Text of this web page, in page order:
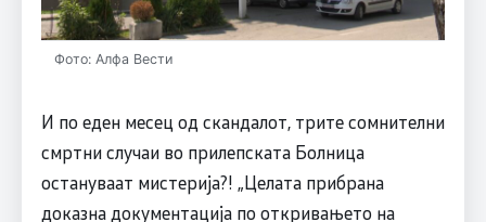
Фото: Алфа Вести
И по еден месец од скандалот, трите сомнителни
смртни случаи во прилепската Болница
остануваат мистерија?! „Целата прибрана
доказна документација по откривањето на